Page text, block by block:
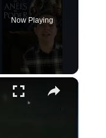
Now Playing
×